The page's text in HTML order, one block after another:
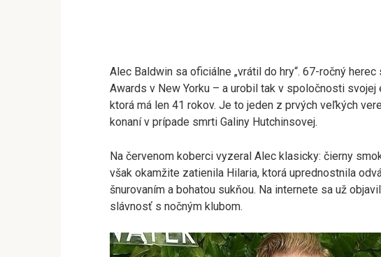
Alec Baldwin sa oficiálne „vrátil do hry“. 67-ročný
Awards v New Yorku – a urobil tak v spoločnosti
ktorá má len 41 rokov. Je to jeden z prvých veľkých
konaní v prípade smrti Galiny Hutchinsovej.
Na červenom koberci vyzeral Alec klasicky: čierny
však okamžite zatienila Hilaria, ktorá uprednostnila
šnurovaním a bohatou sukňou. Na internete sa už
slávnosť s nočným klubom.